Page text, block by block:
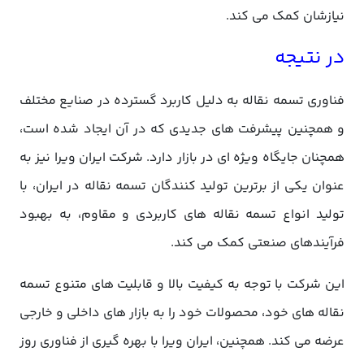
نیازشان کمک می کند.
در نتیجه
فناوری تسمه نقاله به دلیل کاربرد گسترده در صنایع مختلف
و همچنین پیشرفت های جدیدی که در آن ایجاد شده است،
همچنان جایگاه ویژه ای در بازار دارد. شرکت ایران ویرا نیز به
عنوان یکی از برترین تولید کنندگان تسمه نقاله در ایران، با
تولید انواع تسمه نقاله های کاربردی و مقاوم، به بهبود
فرآیندهای صنعتی کمک می کند.
این شرکت با توجه به کیفیت بالا و قابلیت های متنوع تسمه
نقاله های خود، محصولات خود را به بازار های داخلی و خارجی
عرضه می کند. همچنین، ایران ویرا با بهره گیری از فناوری روز